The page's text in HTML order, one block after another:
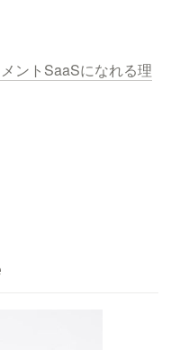
ントSaaSになれる理